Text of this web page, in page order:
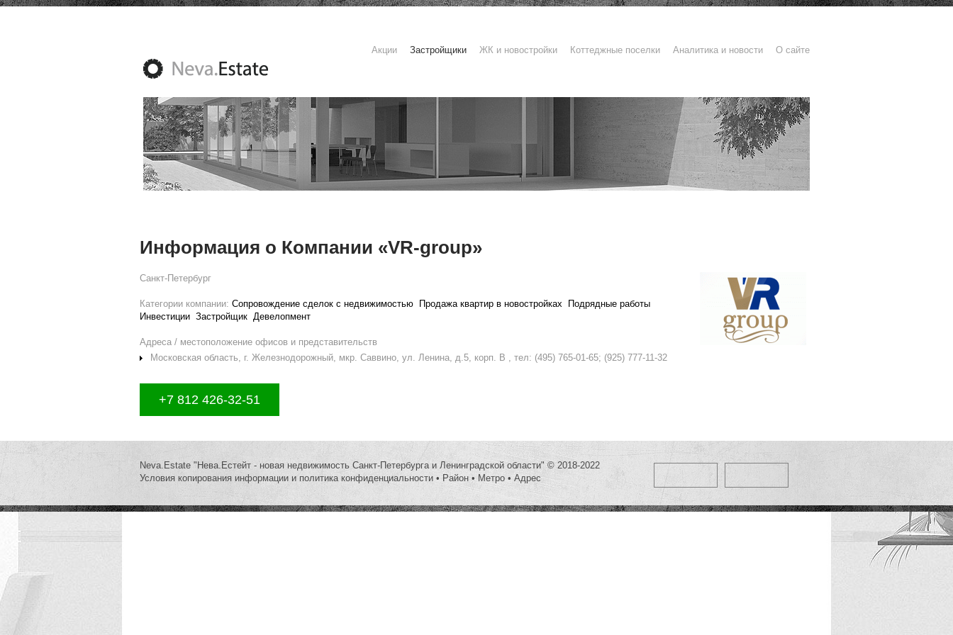
Акции Застройщики ЖК и новостройки Коттеджные поселки Аналитика и новости О сайте
Информация о Компании «VR-group»
Санкт-Петербург
Категории компании: Сопровождение сделок с недвижимостью Продажа квартир в новостройках
Подрядные работы
Инвестиции Застройщик Девелопмент
Адреса / местоположение офисов и представительств
Московская область, г. Железнодорожный, мкр. Саввино, ул. Ленина, д.5, корп. В , тел: (495) 765-01-65; (925) 777-11-32
+7 812 426-32-51
Neva.Estate "Нева.Естейт - новая недвижимость Санкт-Петербурга и Ленинградской области" © 2018-2022
Условия копирования информации и политика конфиденциальности • Район • Метро • Адрес